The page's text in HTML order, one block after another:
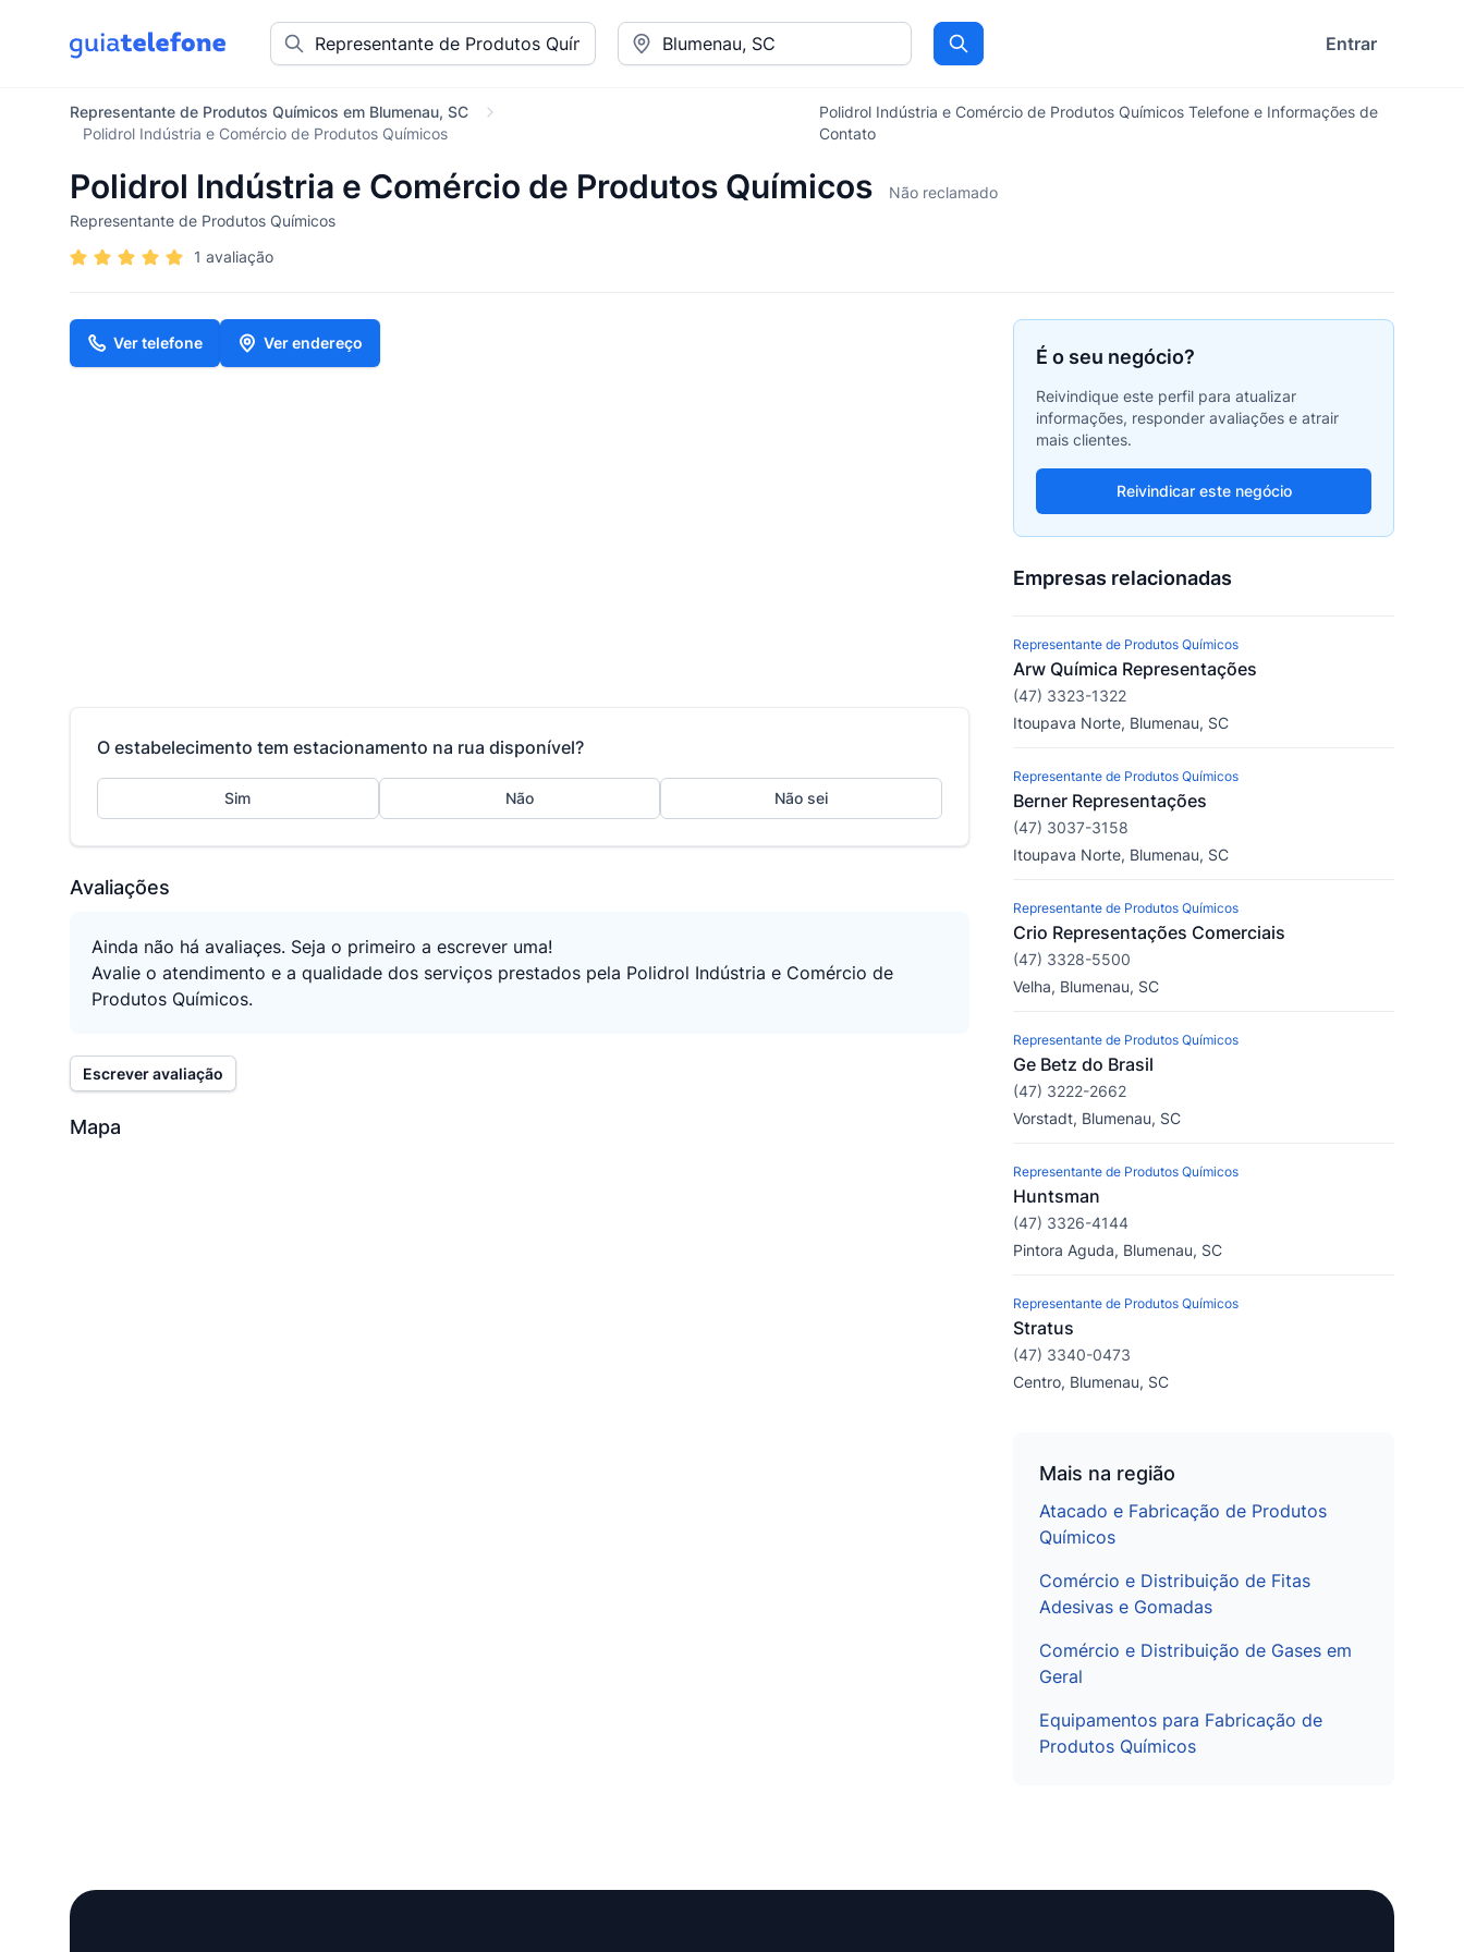
Procurar Entrar
Representante de Produtos Químicos em Blumenau, SC
Polidrol Indústria e Comércio de Produtos Químicos
Polidrol Indústria e Comércio de Produtos Químicos Telefone e Informações de
Contato
Polidrol Indústria e Comércio de Produtos Químicos
Não reclamado
Representante de Produtos Químicos
1 avaliação
Ver telefone Ver endereço
O estabelecimento tem estacionamento na rua disponível?
Sim Não Não sei
Avaliações
Ainda não há avaliaçes. Seja o primeiro a escrever uma!
Avalie o atendimento e a qualidade dos serviços prestados pela Polidrol Indústria e Comércio de
Produtos Químicos.
Escrever avaliação
Mapa
É o seu negócio?
Reivindique este perfil para atualizar
informações, responder avaliações e atrair
mais clientes.
Reivindicar este negócio
Empresas relacionadas
Representante de Produtos Químicos
Arw Química Representações
(47) 3323-1322
Itoupava Norte, Blumenau, SC
Representante de Produtos Químicos
Berner Representações
(47) 3037-3158
Itoupava Norte, Blumenau, SC
Representante de Produtos Químicos
Crio Representações Comerciais
(47) 3328-5500
Velha, Blumenau, SC
Representante de Produtos Químicos
Ge Betz do Brasil
(47) 3222-2662
Vorstadt, Blumenau, SC
Representante de Produtos Químicos
Huntsman
(47) 3326-4144
Pintora Aguda, Blumenau, SC
Representante de Produtos Químicos
Stratus
(47) 3340-0473
Centro, Blumenau, SC
Mais na região
Atacado e Fabricação de Produtos
Químicos
Comércio e Distribuição de Fitas
Adesivas e Gomadas
Comércio e Distribuição de Gases em
Geral
Equipamentos para Fabricação de
Produtos Químicos